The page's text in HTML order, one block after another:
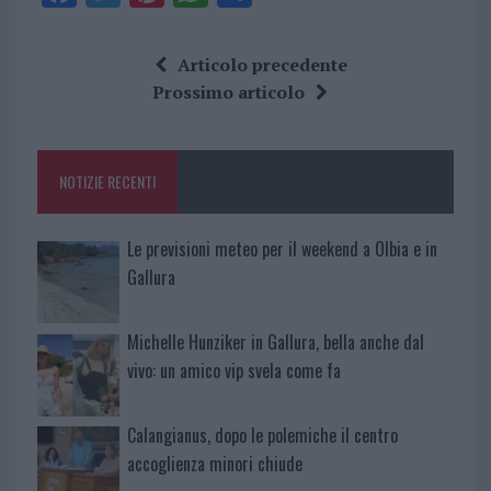
o
k
te
re
at
s
p
a
re
Articolo precedente
Prossimo articolo
NOTIZIE RECENTI
Le previsioni meteo per il weekend a Olbia e in
Gallura
Michelle Hunziker in Gallura, bella anche dal
vivo: un amico vip svela come fa
Calangianus, dopo le polemiche il centro
accoglienza minori chiude